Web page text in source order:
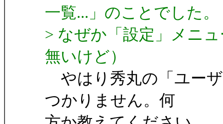
一覧...」のことでした。
> なぜか「設定」メニ
無いけど）
やはり秀丸の「ユー
つかりません。何